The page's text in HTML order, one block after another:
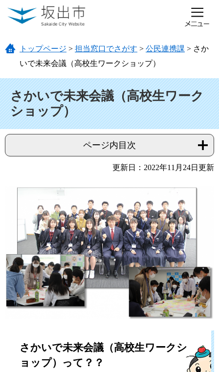
ページの先頭です。
メニューを飛ばして本文へ
トップページ > 担当窓口でさがす > 公民連携課 > さか
いで未来会議（高校生ワークショップ）
さかいで未来会議（高校生ワーク
ショップ）
ページ内目次
更新日：2022年11月24日更新
さかいで未来会議（高校生ワークシ
ョップ）って？？